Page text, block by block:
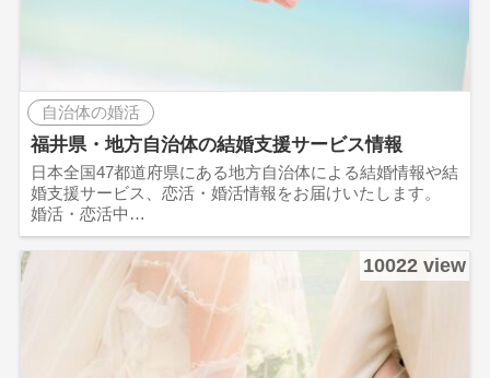
自治体の婚活
福井県・地方自治体の結婚支援サービス情報
日本全国47都道府県にある地方自治体による結婚情報や結
婚支援サービス、恋活・婚活情報をお届けいたします。
婚活・恋活中…
10022 view